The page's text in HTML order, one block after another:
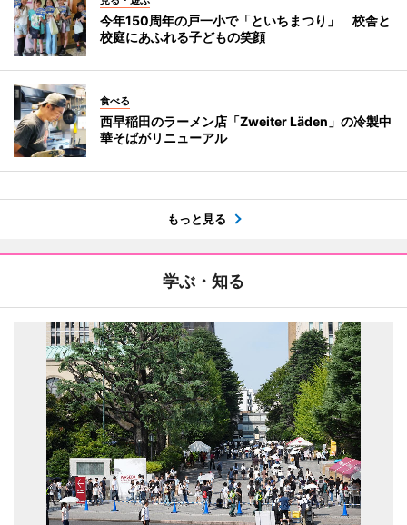
今年150周年の戸一小で「といちまつり」 校舎と
校庭にあふれる子どもの笑顔
食べる
西早稲田のラーメン店「Zweiter Läden」の冷製中
華そばがリニューアル
もっと見る
学ぶ・知る